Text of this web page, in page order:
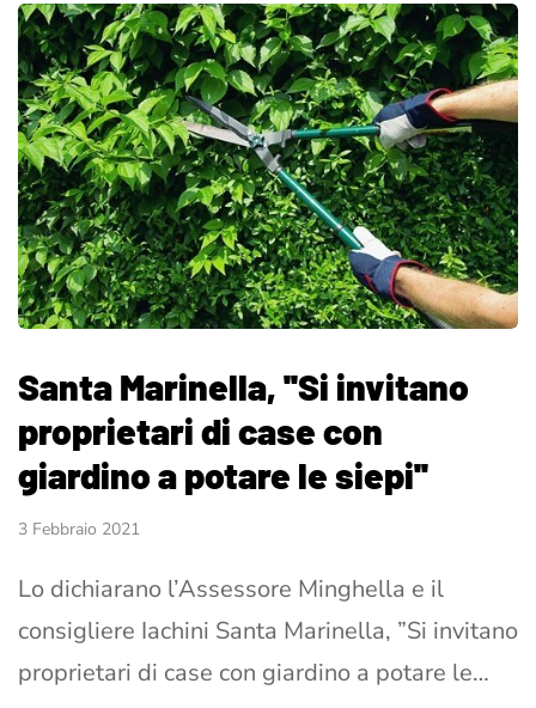
Santa Marinella, ''Si invitano
proprietari di case con
giardino a potare le siepi''
3 Febbraio 2021
Lo dichiarano l’Assessore Minghella e il
consigliere Iachini Santa Marinella, ”Si invitano
proprietari di case con giardino a potare le…